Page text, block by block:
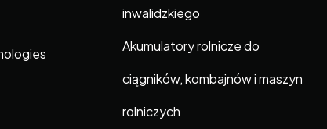
inwalidzkiego
Akumulatory rolnicze do
ciągników, kombajnów i maszyn
rolniczych